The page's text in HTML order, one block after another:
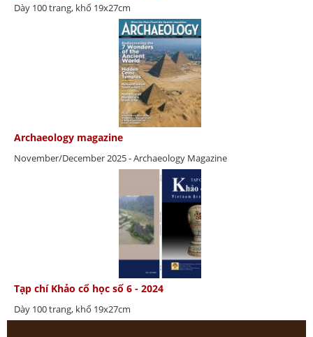
Dày 100 trang, khổ 19x27cm
Archaeology magazine
November/December 2025 - Archaeology Magazine
Tạp chí Khảo cổ học số 6 - 2024
Dày 100 trang, khổ 19x27cm